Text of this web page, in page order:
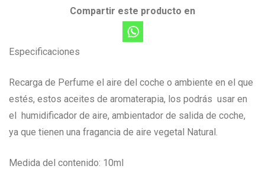
Compartir este producto en
Especificaciones
Recarga de Perfume el aire del coche o ambiente en el que
estés, estos aceites de aromaterapia, los podrás usar en
el humidificador de aire, ambientador de salida de coche,
ya que tienen una fragancia de aire vegetal Natural.
Medida del contenido: 10ml